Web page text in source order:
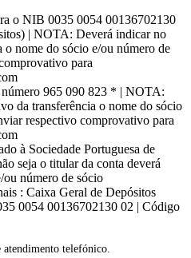
o NIB 0035 0054 00136702130
| NOTA: Deverá indicar no
o nome do sócio e/ou número de
para
965 090 823 * | NOTA:
da transferência o nome do sócio
respectivo comprovativo para
à Sociedade Portuguesa de
seja o titular da conta deverá
número de sócio
: Caixa Geral de Depósitos
0054 00136702130 02 | Código
atendimento telefónico.